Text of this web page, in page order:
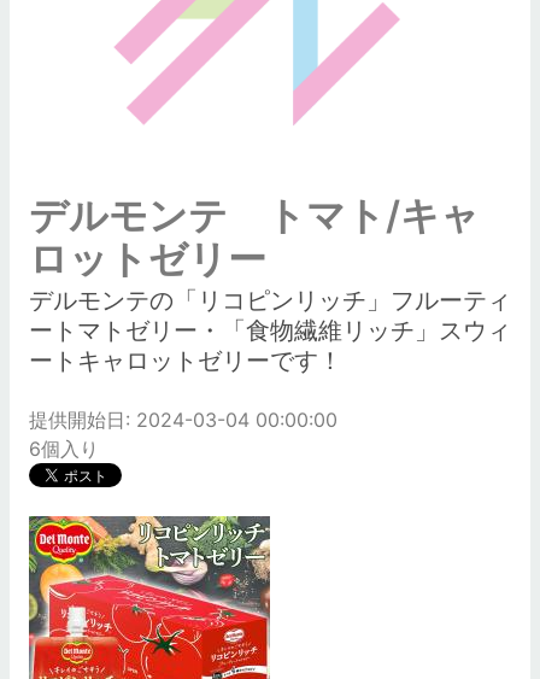
デルモンテ トマト/キャ
ロットゼリー
デルモンテの「リコピンリッチ」フルーティ
ートマトゼリー・「食物繊維リッチ」スウィ
ートキャロットゼリーです！
提供開始日: 2024-03-04 00:00:00
6個入り